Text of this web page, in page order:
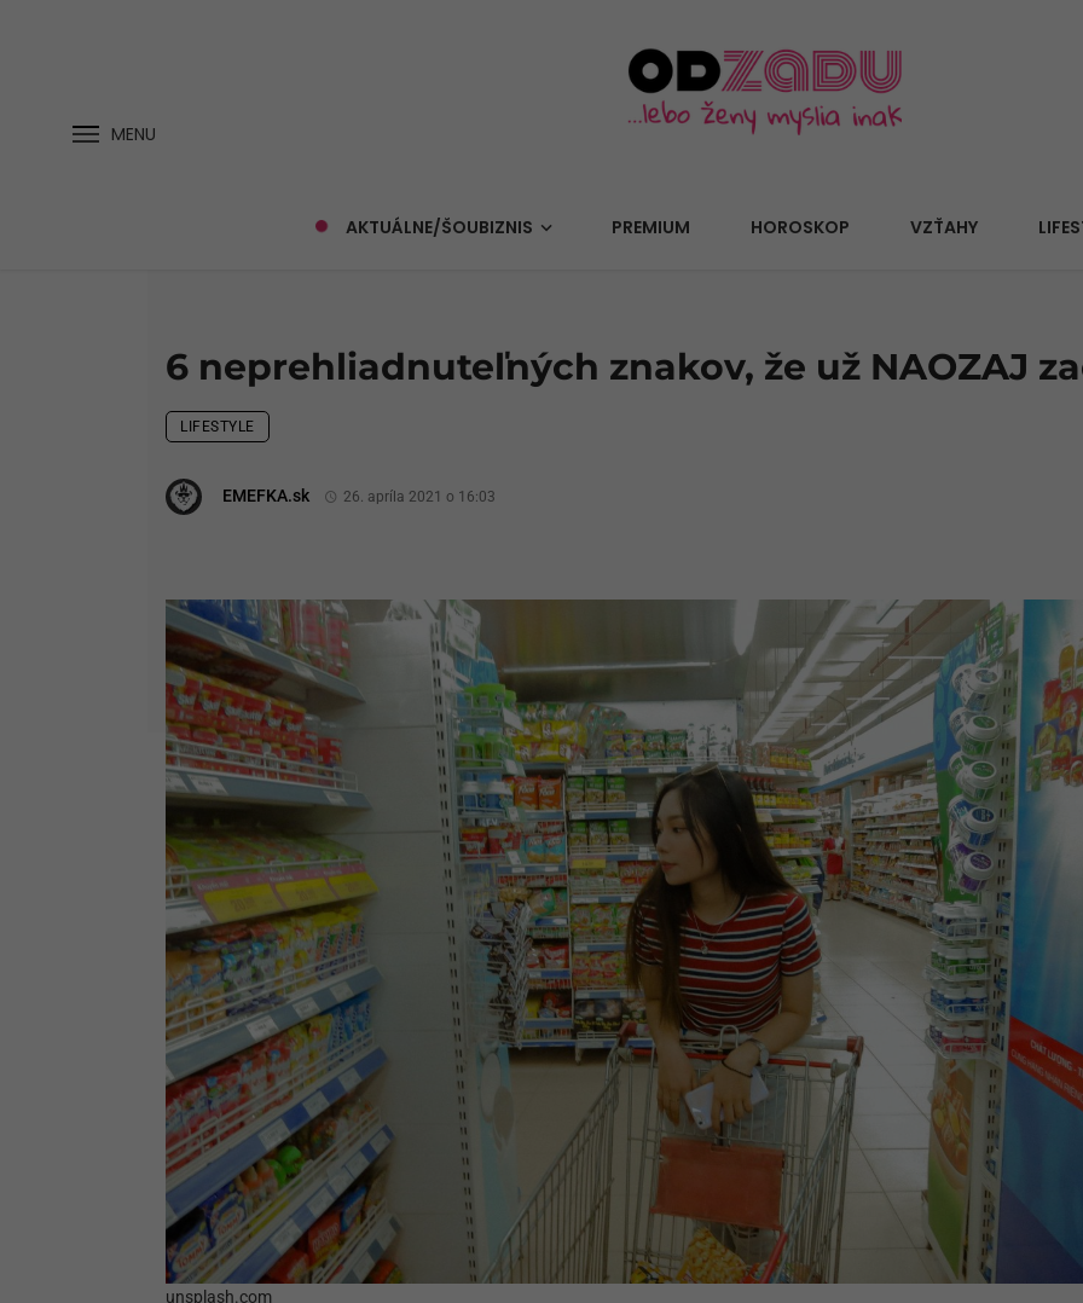
MENU
AKTUÁLNE/ŠOUBIZNIS PREMIUM HOROSKOP VZŤAHY
6 neprehliadnuteľných znakov, že už NAOZAJ
LIFESTYLE
EMEFKA.sk 26. apríla 2021 o 16:03
unsplash.com